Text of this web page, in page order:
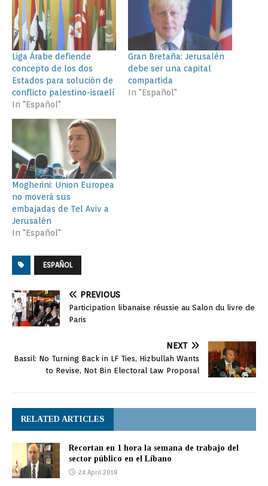
Liga Árabe defiende
concepto de los dos
Estados para solución de
conflicto palestino-israelí
In "Español"
Gran Bretaña: Jerusalén
debe ser una capital
compartida
In "Español"
Mogherini: Union Europea
no moverá sus
embajadas de Tel Aviv a
Jerusalén
In "Español"
ESPAÑOL
PREVIOUS
Participation libanaise réussie au Salon du livre de
Paris
NEXT
Bassil: No Turning Back in LF Ties, Hizbullah Wants
to Revise, Not Bin Electoral Law Proposal
RELATED ARTICLES
Recortan en 1 hora la semana de trabajo del
sector público en el Líbano
24 April 2018